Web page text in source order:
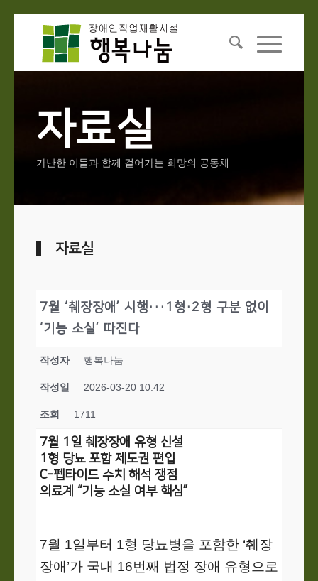
자료실
가난한 이들과 함께 걸어가는 희망의 공동체
자료실
7월 ‘췌장장애’ 시행···1형·2형 구분 없이
‘기능 소실’ 따진다
작성자 행복나눔
작성일 2026-03-20 10:42
조회 1711
7월 1일 췌장장애 유형 신설
1형 당뇨 포함 제도권 편입
C-펩타이드 수치 해석 쟁점
의료계 “기능 소실 여부 핵심”
7월 1일부터 1형 당뇨병을 포함한 ‘췌장
장애’가 국내 16번째 법정 장애 유형으로